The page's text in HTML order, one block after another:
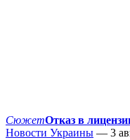
СюжетОтказ в
Новости Украины — 3